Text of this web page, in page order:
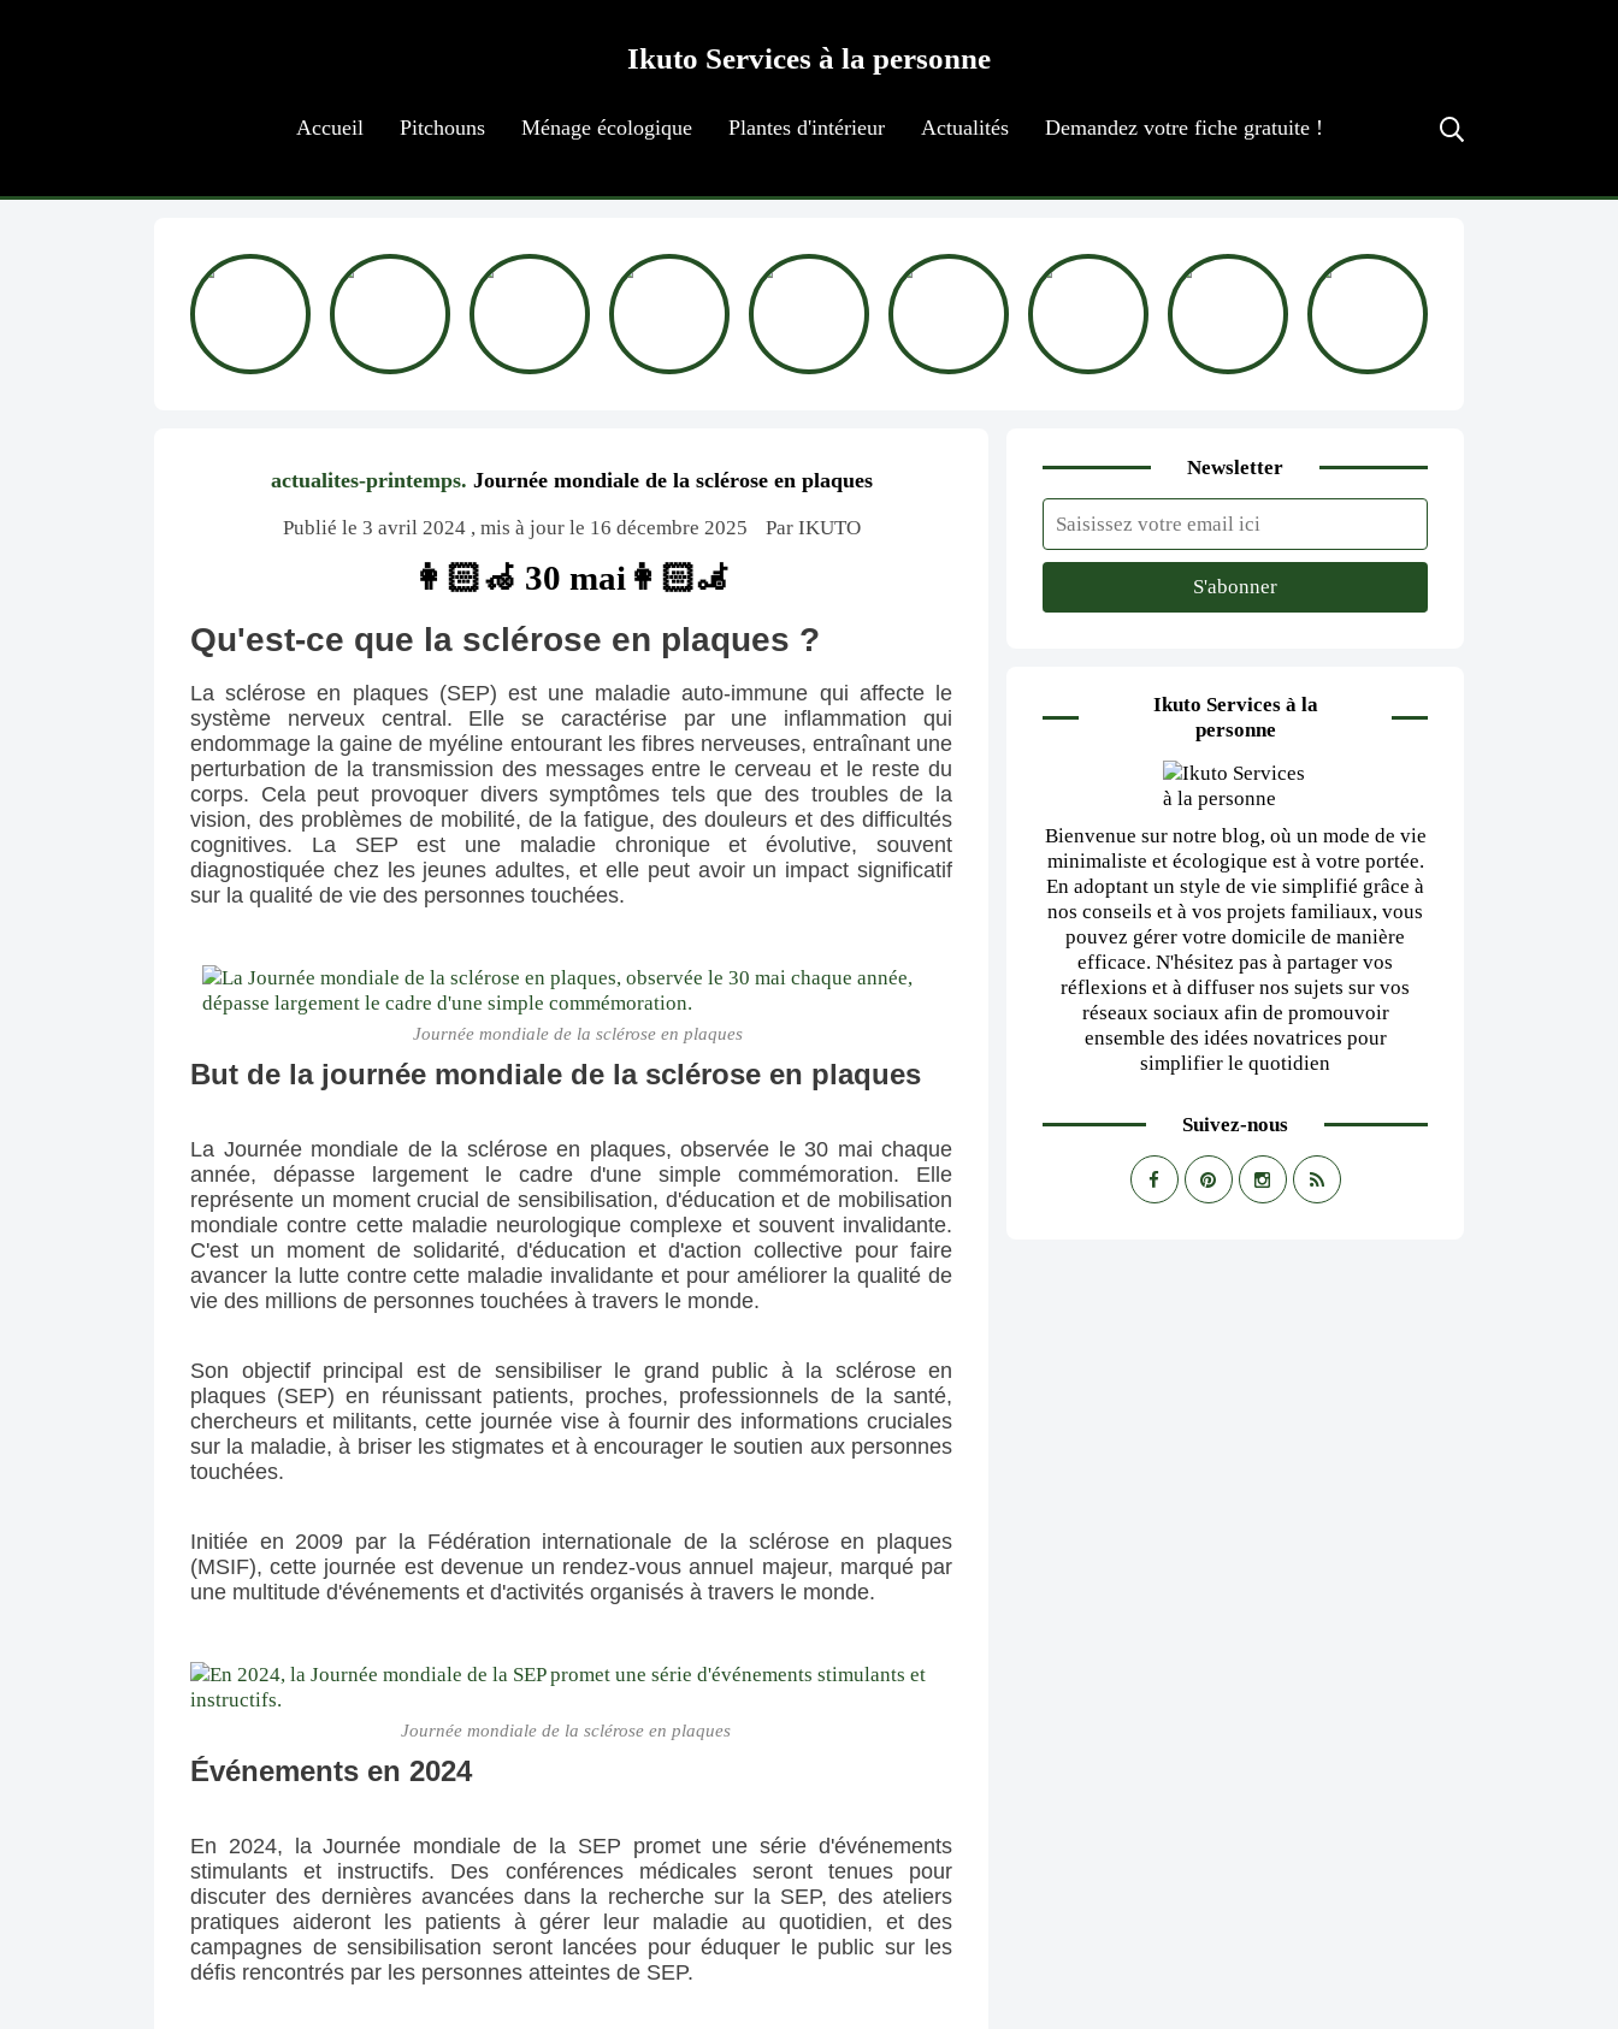
Ikuto Services à la personne
Accueil Pitchouns Ménage écologique Plantes d'intérieur Actualités Demandez votre fiche gratuite !
actualites-printemps. Journée mondiale de la sclérose en plaques
Publié le 3 avril 2024 , mis à jour le 16 décembre 2025 Par IKUTO
👩🏻‍🦽 30 mai👩🏻‍🦼
Qu'est-ce que la sclérose en plaques ?
La sclérose en plaques (SEP) est une maladie auto-immune qui affecte le
système nerveux central. Elle se caractérise par une inflammation qui
endommage la gaine de myéline entourant les fibres nerveuses, entraînant une
perturbation de la transmission des messages entre le cerveau et le reste du
corps. Cela peut provoquer divers symptômes tels que des troubles de la
vision, des problèmes de mobilité, de la fatigue, des douleurs et des difficultés
cognitives. La SEP est une maladie chronique et évolutive, souvent
diagnostiquée chez les jeunes adultes, et elle peut avoir un impact significatif
sur la qualité de vie des personnes touchées.
Journée mondiale de la sclérose en plaques
But de la journée mondiale de la sclérose en plaques
La Journée mondiale de la sclérose en plaques, observée le 30 mai chaque
année, dépasse largement le cadre d'une simple commémoration. Elle
représente un moment crucial de sensibilisation, d'éducation et de mobilisation
mondiale contre cette maladie neurologique complexe et souvent invalidante.
C'est un moment de solidarité, d'éducation et d'action collective pour faire
avancer la lutte contre cette maladie invalidante et pour améliorer la qualité de
vie des millions de personnes touchées à travers le monde.
Son objectif principal est de sensibiliser le grand public à la sclérose en
plaques (SEP) en réunissant patients, proches, professionnels de la santé,
chercheurs et militants, cette journée vise à fournir des informations cruciales
sur la maladie, à briser les stigmates et à encourager le soutien aux personnes
touchées.
Initiée en 2009 par la Fédération internationale de la sclérose en plaques
(MSIF), cette journée est devenue un rendez-vous annuel majeur, marqué par
une multitude d'événements et d'activités organisés à travers le monde.
Journée mondiale de la sclérose en plaques
Événements en 2024
En 2024, la Journée mondiale de la SEP promet une série d'événements
stimulants et instructifs. Des conférences médicales seront tenues pour
discuter des dernières avancées dans la recherche sur la SEP, des ateliers
pratiques aideront les patients à gérer leur maladie au quotidien, et des
campagnes de sensibilisation seront lancées pour éduquer le public sur les
défis rencontrés par les personnes atteintes de SEP.
Newsletter
Ikuto Services à la
personne
Bienvenue sur notre blog, où un mode de vie
minimaliste et écologique est à votre portée.
En adoptant un style de vie simplifié grâce à
nos conseils et à vos projets familiaux, vous
pouvez gérer votre domicile de manière
efficace. N'hésitez pas à partager vos
réflexions et à diffuser nos sujets sur vos
réseaux sociaux afin de promouvoir
ensemble des idées novatrices pour
simplifier le quotidien
Suivez-nous